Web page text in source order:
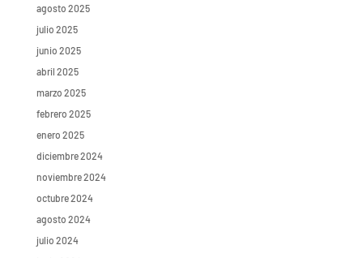
agosto 2025
julio 2025
junio 2025
abril 2025
marzo 2025
febrero 2025
enero 2025
diciembre 2024
noviembre 2024
octubre 2024
agosto 2024
julio 2024